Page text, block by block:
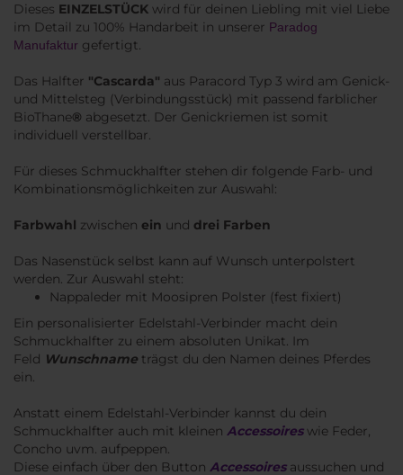
Dieses EINZELSTÜCK wird für deinen Liebling mit viel Liebe
im Detail zu 100% Handarbeit in unserer Paradog
Manufaktur gefertigt.
Das Halfter "Cascarda" aus Paracord Typ 3 wird am Genick-
und Mittelsteg (Verbindungsstück) mit passend farblicher
BioThane® abgesetzt. Der Genickriemen ist somit
individuell verstellbar.
Für dieses Schmuckhalfter stehen dir folgende Farb- und
Kombinationsmöglichkeiten zur Auswahl:
Farbwahl zwischen ein und drei Farben
Das Nasenstück selbst kann auf Wunsch unterpolstert
werden. Zur Auswahl steht:
Nappaleder mit Moosipren Polster (fest fixiert)
Ein personalisierter Edelstahl-Verbinder macht dein
Schmuckhalfter zu einem absoluten Unikat. ​Im
Feld Wunschname trägst du den Namen deines Pferdes
ein.
Anstatt einem Edelstahl-Verbinder kannst du dein
Schmuckhalfter auch mit kleinen Accessoireswie Feder,
Concho uvm. aufpeppen.
Diese einfach über den Button Accessoires aussuchen und